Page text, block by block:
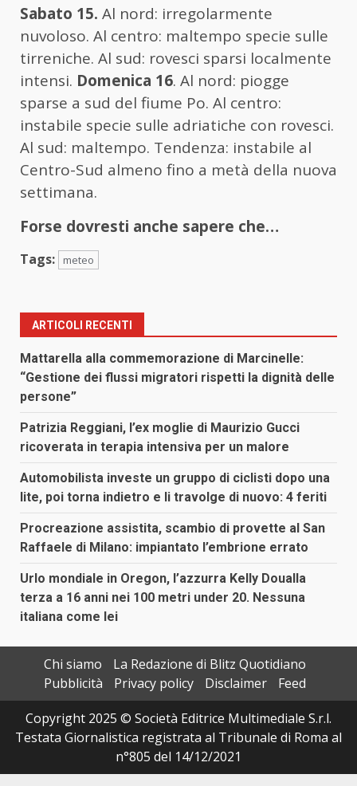
Sabato 15. Al nord: irregolarmente
nuvoloso. Al centro: maltempo specie sulle
tirreniche. Al sud: rovesci sparsi localmente
intensi. Domenica 16. Al nord: piogge
sparse a sud del fiume Po. Al centro:
instabile specie sulle adriatiche con rovesci.
Al sud: maltempo. Tendenza: instabile al
Centro-Sud almeno fino a metà della nuova
settimana.
Forse dovresti anche sapere che…
Tags: meteo
ARTICOLI RECENTI
Mattarella alla commemorazione di Marcinelle:
“Gestione dei flussi migratori rispetti la dignità delle
persone”
Patrizia Reggiani, l’ex moglie di Maurizio Gucci
ricoverata in terapia intensiva per un malore
Automobilista investe un gruppo di ciclisti dopo una
lite, poi torna indietro e li travolge di nuovo: 4 feriti
Procreazione assistita, scambio di provette al San
Raffaele di Milano: impiantato l’embrione errato
Urlo mondiale in Oregon, l’azzurra Kelly Doualla
terza a 16 anni nei 100 metri under 20. Nessuna
italiana come lei
Chi siamo
La Redazione di Blitz Quotidiano
Pubblicità
Privacy policy Disclaimer
Feed
Copyright 2025 © Società Editrice Multimediale S.r.l.
Testata Giornalistica registrata al Tribunale di Roma al
n°805 del 14/12/2021